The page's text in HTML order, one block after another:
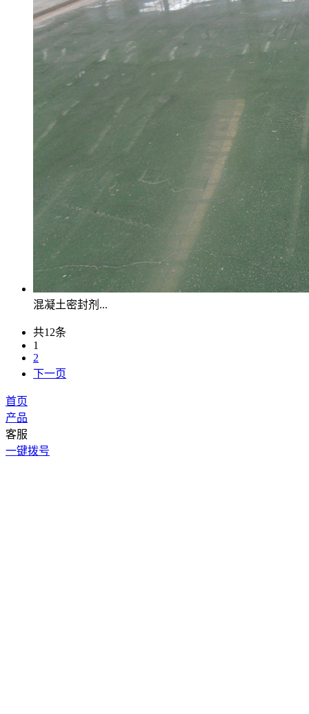
混凝土密封剂...
共12条
1
2
下一页
首页
产品
客服
一键拨号